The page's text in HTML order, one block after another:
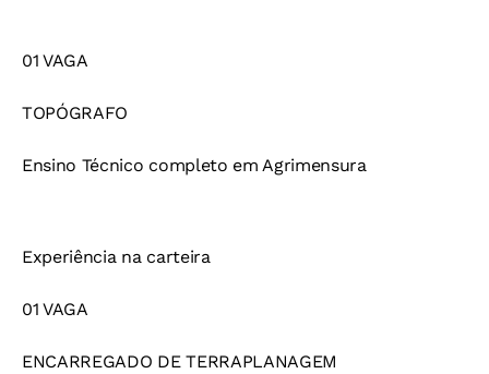
01 VAGA
TOPÓGRAFO
Ensino Técnico completo em Agrimensura
Experiência na carteira
01 VAGA
ENCARREGADO DE TERRAPLANAGEM